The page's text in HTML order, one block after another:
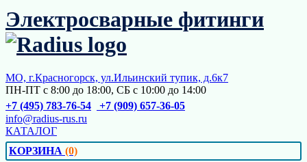
Перейти
к
содержимому
Электросварные фитинги
МО, г.Красногорск, ул.Ильинский тупик, д.6к7
ПН-ПТ с 8:00 до 18:00, СБ с 10:00 до 14:00
+7 (495) 783-76-54
+7 (909) 657-36-05
info@radius-rus.ru
КАТАЛОГ
КОРЗИНА (0)